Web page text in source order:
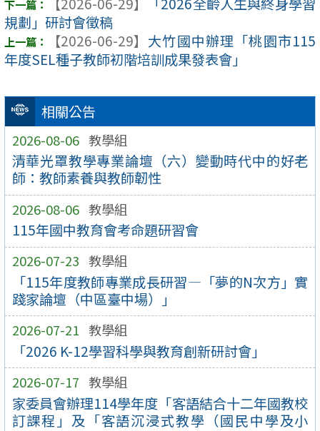
相關公告
2026-08-06 教學組
清華光罩教學專業論壇（六）變動時代中的好老
師：教師素養與教師韌性
2026-08-06 教學組
115年國中教育會考命題研習會
2026-07-23 教學組
「115年度教師專業成長研習—「夢的N次方」實
踐家論壇（中區臺中場）」
2026-07-21 教學組
「2026 K-12學習科學與教育創新研討會」
2026-07-17 教學組
家委員會辦理114學年度「客語結合十二年國教校
訂課程」及「客語沉浸式教學（國民中學及小
規劃」研討會徵稿
【2026-06-29】 大竹國中辦理「桃園市115
年度SEL種子教師初階培訓成果發表會」